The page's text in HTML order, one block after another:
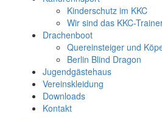
Kinderschutz im KKC
Wir sind das KKC-
Drachenboot
Quereinsteiger und
Berlin Blind Dragon
Jugendgästehaus
Vereinskleidung
Downloads
Kontakt